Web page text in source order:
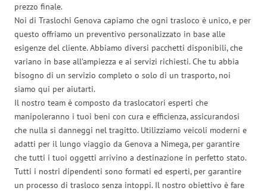
prezzo finale.
Noi di Traslochi Genova capiamo che ogni trasloco è unico, e per
questo offriamo un preventivo personalizzato in base alle
esigenze del cliente. Abbiamo diversi pacchetti disponibili, che
variano in base all’ampiezza e ai servizi richiesti. Che tu abbia
bisogno di un servizio completo o solo di un trasporto, noi
siamo qui per aiutarti.
Il nostro team è composto da traslocatori esperti che
manipoleranno i tuoi beni con cura e efficienza, assicurandosi
che nulla si danneggi nel tragitto. Utilizziamo veicoli moderni e
adatti per il lungo viaggio da Genova a Nimega, per garantire
che tutti i tuoi oggetti arrivino a destinazione in perfetto stato.
Tutti i nostri dipendenti sono formati ed esperti, per garantire
un processo di trasloco senza intoppi. Il nostro obiettivo è fare